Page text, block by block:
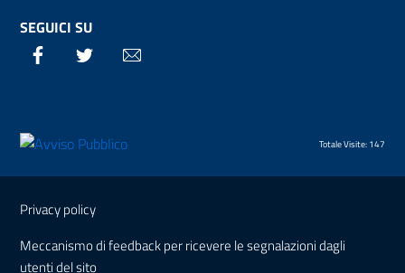
SEGUICI SU
Facebook Twitter
Totale Visite: 147
Sezione Link Utili
Privacy policy
Meccanismo di feedback per ricevere le segnalazioni dagli
utenti del sito